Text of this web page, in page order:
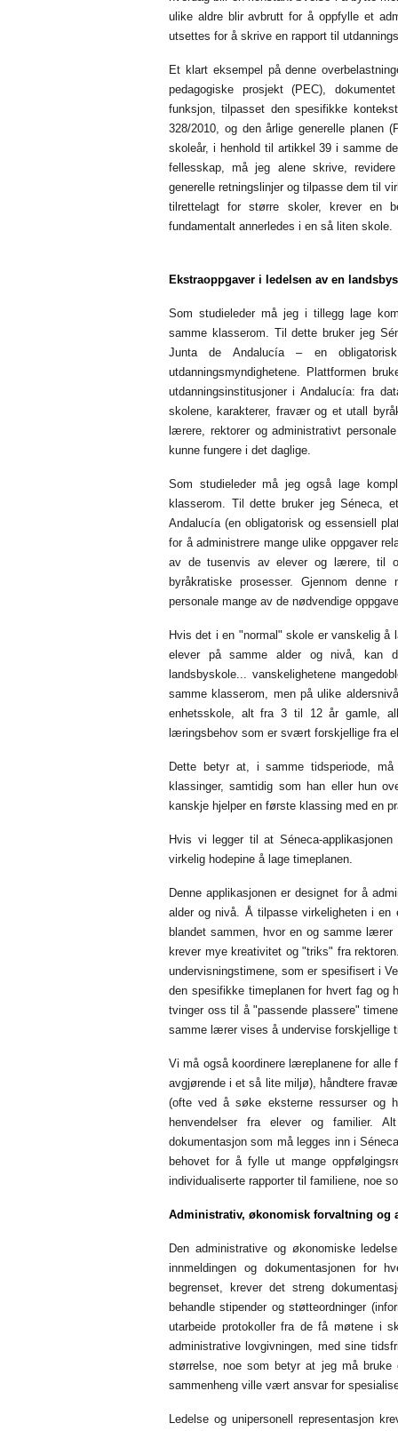
ulike aldre blir avbrutt for å oppfylle et
utsettes for å skrive en rapport til
Et klart eksempel på denne
pedagogiske prosjekt (PEC),
funksjon, tilpasset den spesifikke
328/2010, og den årlige generelle planen
skoleår, i henhold til artikkel 39 i samme
fellesskap, må jeg alene skrive,
generelle retningslinjer og tilpasse dem til
tilrettelagt for større skoler, krever en
fundamentalt annerledes i en så liten skole.
Ekstraoppgaver i ledelsen av en
Som studieleder må jeg i tillegg lage
samme klasserom. Til dette bruker jeg
Junta de Andalucía – en
utdanningsmyndighetene. Plattformen
utdanningsinstitusjoner i Andalucía: fra
skolene, karakterer, fravær og et utall
lærere, rektorer og administrativt
kunne fungere i det daglige.
Som studieleder må jeg også lage
klasserom. Til dette bruker jeg Séneca,
Andalucía (en obligatorisk og essensiell
for å administrere mange ulike oppgaver
av de tusenvis av elever og lærere, til
byråkratiske prosesser. Gjennom
personale mange av de nødvendige
Hvis det i en "normal" skole er vanskelig
elever på samme alder og nivå, kan
landsbyskole... vanskelighetene
samme klasserom, men på ulike
enhetsskole, alt fra 3 til 12 år gamle,
læringsbehov som er svært forskjellige fra
Dette betyr at, i samme tidsperiode,
klassinger, samtidig som han eller hun
kanskje hjelper en første klassing med en
Hvis vi legger til at Séneca-
virkelig hodepine å lage timeplanen.
Denne applikasjonen er designet for å
alder og nivå. Å tilpasse virkeligheten i
blandet sammen, hvor en og samme
krever mye kreativitet og "triks" fra
undervisningstimene, som er spesifisert i
den spesifikke timeplanen for hvert fag
tvinger oss til å "passende plassere"
samme lærer vises å undervise forskjellige
Vi må også koordinere læreplanene for alle
avgjørende i et så lite miljø), håndtere
(ofte ved å søke eksterne ressurser og
henvendelser fra elever og familier.
dokumentasjon som må legges inn i
behovet for å fylle ut mange
individualiserte rapporter til familiene, noe
Administrativ, økonomisk forvaltning og
Den administrative og økonomiske
innmeldingen og dokumentasjonen for
begrenset, krever det streng
behandle stipender og støtteordninger
utarbeide protokoller fra de få møtene i
administrative lovgivningen, med sine
størrelse, noe som betyr at jeg må
sammenheng ville vært ansvar for
Ledelse og unipersonell representasjon